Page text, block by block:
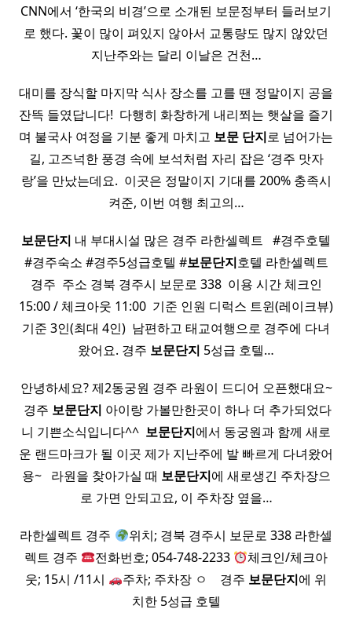
CNN에서 ‘한국의 비경’으로 소개된 보문정부터 들러보기
로 했다. 꽃이 많이 펴있지 않아서 교통량도 많지 않았던
지난주와는 달리 이날은 건천…
대미를 장식할 마지막 식사 장소를 고를 땐 정말이지 공을
잔뜩 들였답니다! ​ 다행히 화창하게 내리쬐는 햇살을 즐기
며 불국사 여정을 기분 좋게 마치고 보문 단지로 넘어가는
길, 고즈넉한 풍경 속에 보석처럼 자리 잡은 ‘경주 맛자
랑’을 만났는데요. ​ 이곳은 정말이지 기대를 200% 충족시
켜준, 이번 여행 최고의…
보문단지 내 부대시설 많은 경주 라한셀렉트 ​ ​ #경주호텔
#경주숙소 #경주5성급호텔 #보문단지호텔 라한셀렉트
경주 ​ 주소 경북 경주시 보문로 338 ​ 이용 시간 체크인
15:00 / 체크아웃 11:00 ​ 기준 인원 디럭스 트윈(레이크뷰)
기준 3인(최대 4인) ​ 남편하고 태교여행으로 경주에 다녀
왔어요. 경주 보문단지 5성급 호텔…
안녕하세요? 제2동궁원 경주 라원이 드디어 오픈했대요~
​ 경주 보문단지 아이랑 가볼만한곳이 하나 더 추가되었다
니 기쁜소식입니다^^ ​ 보문단지에서 동궁원과 함께 새로
운 랜드마크가 될 이곳 제가 지난주에 발 빠르게 다녀왔어
용~ ​ ​ 라원을 찾아가실 때 보문단지에 새로생긴 주차장으
로 가면 안되고요, 이 주차장 옆을…
라한셀렉트 경주
위치; 경북 경주시 보문로 338 라한셀
렉트 경주
전화번호; 054-748-2233
체크인/체크아
웃; 15시 /11시
주차; 주차장 ㅇ ​ ​ ​ 경주 보문단지에 위
치한 5성급 호텔